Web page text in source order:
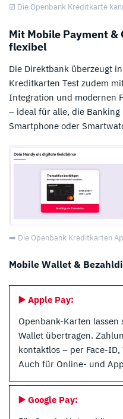
☑️ Die Openbank Kreditkarte
Mit Mobile Payment
flexibel
Die Direktbank überzeugt
Kreditkarten Test zudem
Integration und modernen
– ideal für alle, die
Smartphone oder
➡️ Die Openbank Kreditkarten
Mobile Wallet &
▶️ Apple Pay:
Openbank-Karten
Wallet übertragen.
kontaktlos – per Face-
Auch für Online- und
▶️ Google Pay: